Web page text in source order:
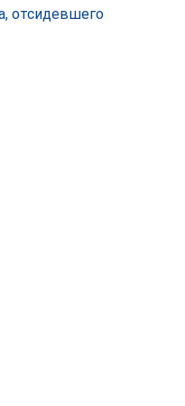
отсидевшего